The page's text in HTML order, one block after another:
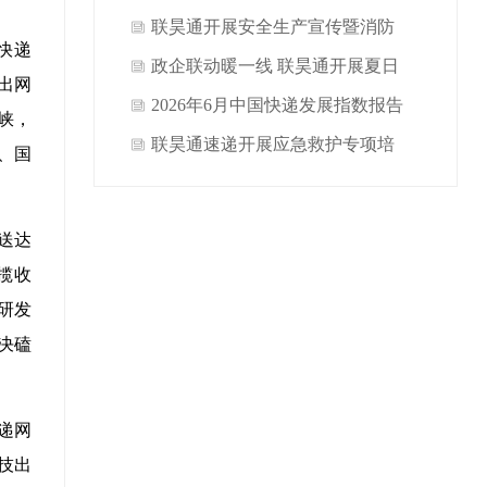
递
网
，
国
达
收
发
磕
网
出
政行业运行情况
联昊通开展安全生产宣传暨消防
应急演练活动
政企联动暖一线 联昊通开展夏日
送清凉慰问活动
2026年6月中国快递发展指数报告
联昊通速递开展应急救护专项培